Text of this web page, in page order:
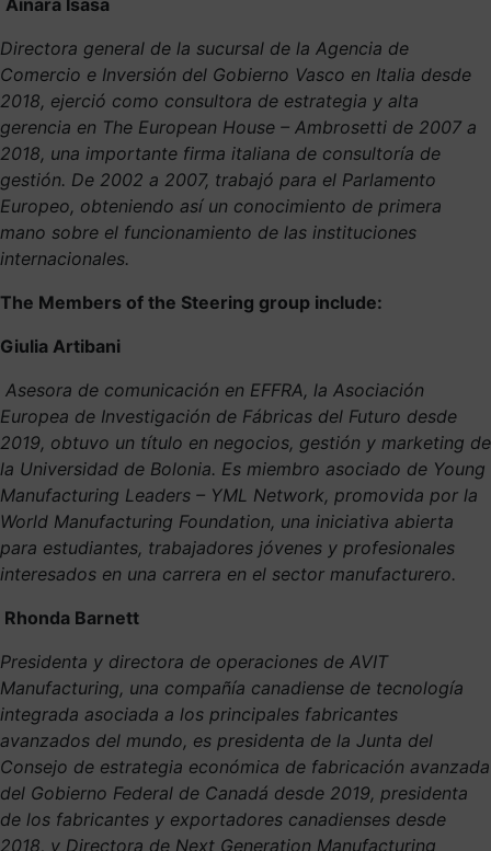
Directora general de la sucursal de la Agencia de
Comercio e Inversión del Gobierno Vasco en Italia desde
2018, ejerció como consultora de estrategia y alta
gerencia en The European House – Ambrosetti de 2007 a
2018, una importante firma italiana de consultoría de
gestión. De 2002 a 2007, trabajó para el Parlamento
Europeo, obteniendo así un conocimiento de primera
mano sobre el funcionamiento de las instituciones
internacionales.
The Members of the Steering group include:
Giulia Artibani
Asesora de comunicación en EFFRA, la Asociación
Europea de Investigación de Fábricas del Futuro desde
2019, obtuvo un título en negocios, gestión y marketing de
la Universidad de Bolonia. Es miembro asociado de Young
Manufacturing Leaders – YML Network, promovida por la
World Manufacturing Foundation, una iniciativa abierta
para estudiantes, trabajadores jóvenes y profesionales
interesados ​​en una carrera en el sector manufacturero.
Rhonda Barnett
Presidenta y directora de operaciones de AVIT
Manufacturing, una compañía canadiense de tecnología
integrada asociada a los principales fabricantes
avanzados del mundo, es presidenta de la Junta del
Consejo de estrategia económica de fabricación avanzada
del Gobierno Federal de Canadá desde 2019, presidenta
de los fabricantes y exportadores canadienses desde
2018, y Directora de Next Generation Manufacturing